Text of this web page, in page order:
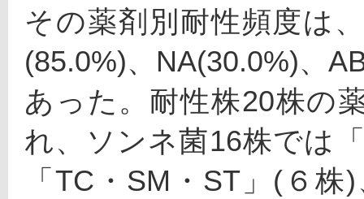
その薬剤別耐性頻度は
(85.0%)、NA(30.0%)、
あった。耐性株20株の
れ、ソンネ菌16株では
「TC・SM・ST」(６